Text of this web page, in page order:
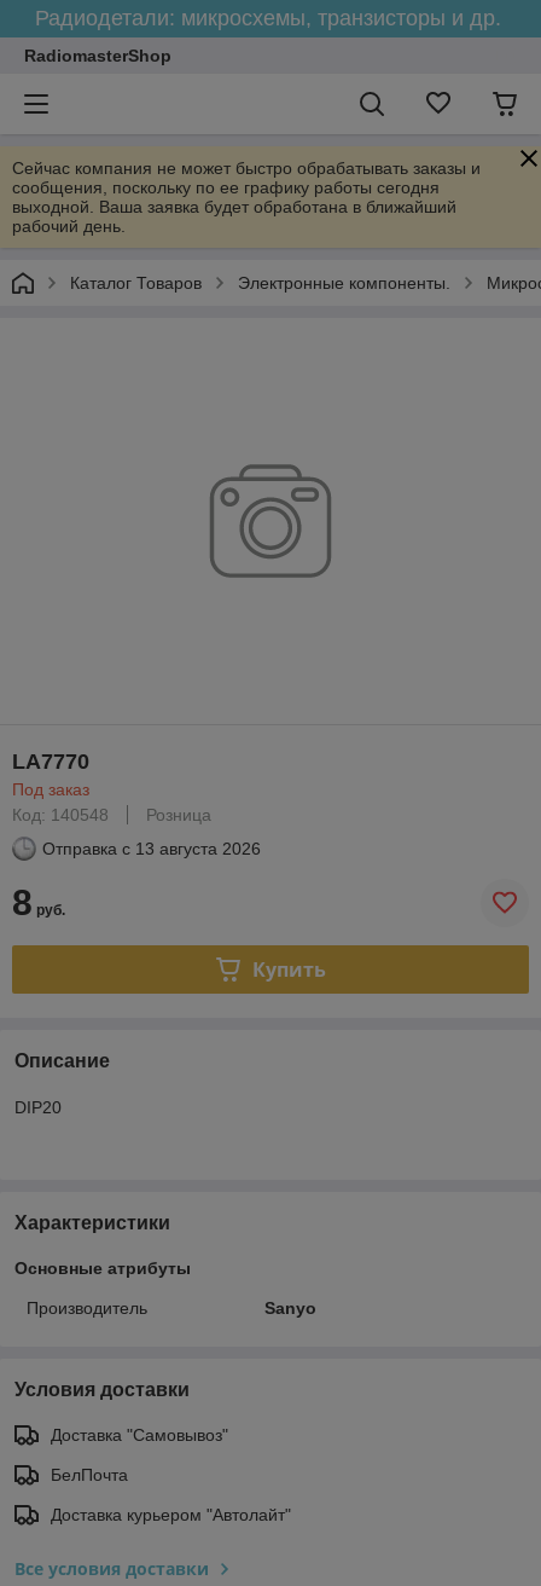
Радиодетали: микросхемы, транзисторы и др.
RadiomasterShop
Сейчас компания не может быстро обрабатывать заказы и
сообщения, поскольку по ее графику работы сегодня
выходной. Ваша заявка будет обработана в ближайший
рабочий день.
Каталог Товаров Электронные компоненты.
LA7770
Под заказ
Код: 140548
Розница
Отправка с 13 августа 2026
8 руб.
Купить
Описание
DIP20
Характеристики
Основные атрибуты
Производитель Sanyo
Условия доставки
Доставка "Самовывоз"
БелПочта
Доставка курьером "Автолайт"
Все условия доставки